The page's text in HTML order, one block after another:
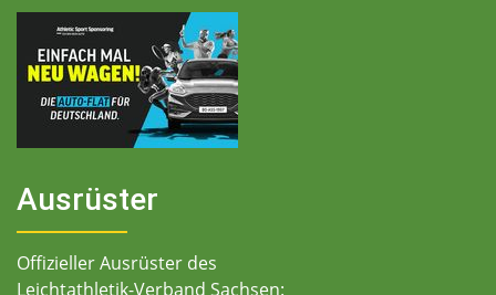
Ausrüster
Offizieller Ausrüster des
Leichtathletik-Verband Sachsen: